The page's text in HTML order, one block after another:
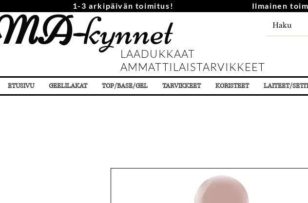
1-3 arkipäivän toimitus! Ilmainen
kynnet
LAADUKKAAT
AMMATTILAISTARVIKKEET
ETUSIVU GEELILAKAT TOP/BASE/GEL TARVIKKEET KORISTEET LAITEET/